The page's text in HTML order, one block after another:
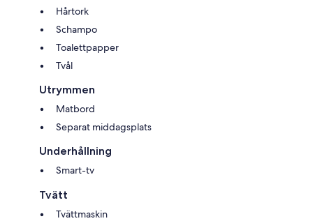
Hårtork
Schampo
Toalettpapper
Tvål
Utrymmen
Matbord
Separat middagsplats
Underhållning
Smart-tv
Tvätt
Tvättmaskin